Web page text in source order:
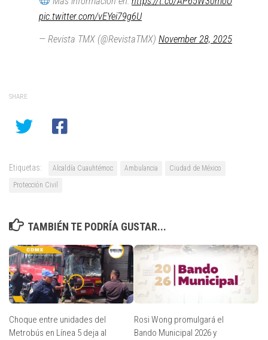
pic.twitter.com/vEYei79g6U
— Revista TMX (@RevistaTMX) November 28, 2025
SHARE
Etiquetas: Alcaldía Cuauhtémoc Ambulancia
Ciudad de México
Protección Civil
TAMBIÉN TE PODRÍA GUSTAR...
Choque entre unidades del
Metrobús en Línea 5 deja al
Rosi Wong promulgará el
Bando Municipal 2026 y